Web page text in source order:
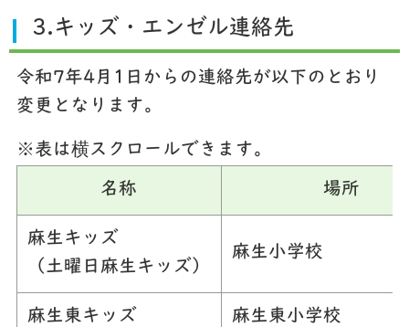
3.キッズ・エンゼル連絡先
令和7年4月1日からの連絡先が以下のとおり
変更となります。
※表は横スクロールできます。
名称 場所
麻生キッズ
（土曜日麻生キッズ）
麻生小学校
麻生東キッズ 麻生東小学校